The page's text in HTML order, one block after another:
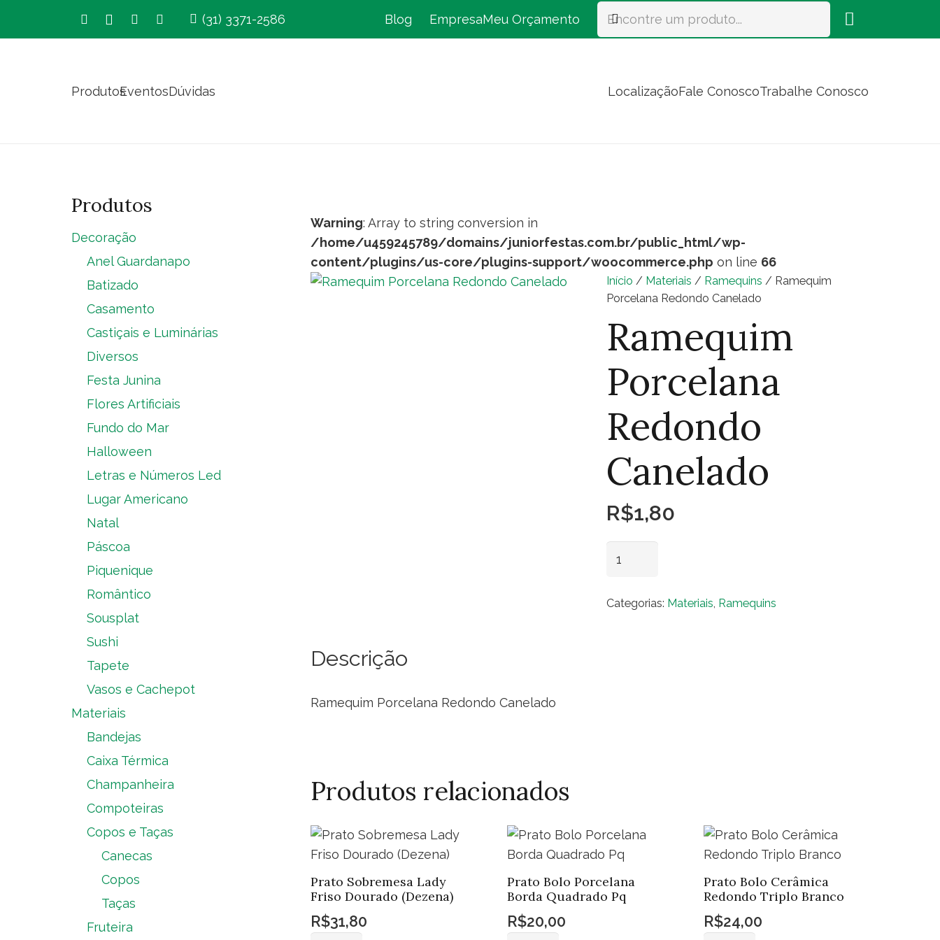
(31) 3371-2586 Blog EmpresaMeu Orçamento
ProdutosEventosDúvidas LocalizaçãoFale ConoscoTrabalhe Conosco
Warning: Array to string conversion in
/home/u459245789/domains/juniorfestas.com.br/public_html/wp-
content/plugins/us-core/plugins-support/woocommerce.php on line 66
Início / Materiais / Ramequins / Ramequim
Porcelana Redondo Canelado
Ramequim
Porcelana
Redondo
Canelado
R$1,80
Canelado
Categorias: Materiais Ramequins
Descrição
Ramequim Porcelana Redondo Canelado
Produtos relacionados
Prato Sobremesa Lady
Friso Dourado (Dezena)
R$31,80
Prato Bolo Porcelana
Borda Quadrado Pq
R$20,00
Prato Bolo Cerâmica
Redondo Triplo Branco
R$24,00
Produtos
Decoração
Anel Guardanapo
Batizado
Casamento
Castiçais e Luminárias
Diversos
Festa Junina
Flores Artificiais
Fundo do Mar
Halloween
Letras e Números Led
Lugar Americano
Natal
Páscoa
Piquenique
Romântico
Sousplat
Sushi
Tapete
Vasos e Cachepot
Materiais
Bandejas
Caixa Térmica
Champanheira
Compoteiras
Copos e Taças
Canecas
Copos
Taças
Fruteira